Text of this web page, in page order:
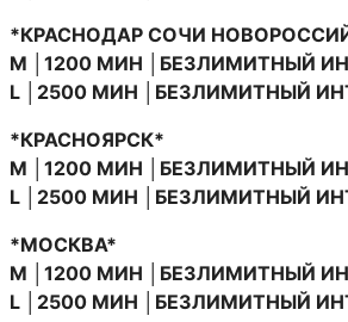
*КРАСНОДАР СОЧИ
M │1200 МИН │БЕЗЛИМИТНЫЙ
L │2500 МИН │БЕЗЛИМИТНЫЙ
*КРАСНОЯРСК*
M │1200 МИН │БЕЗЛИМИТНЫЙ
L │2500 МИН │БЕЗЛИМИТНЫЙ
*МОСКВА*
M │1200 МИН │БЕЗЛИМИТНЫЙ
L │2500 МИН │БЕЗЛИМИТНЫЙ